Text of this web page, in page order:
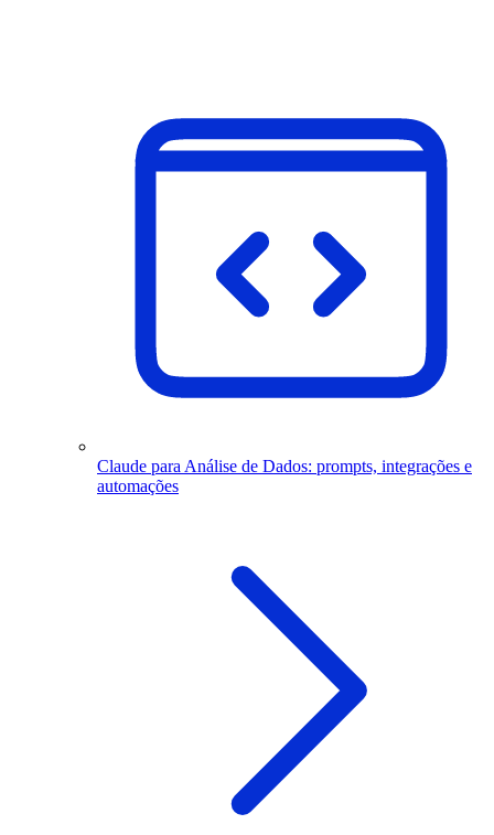
Claude para Análise de Dados: prompts, integrações e
automações